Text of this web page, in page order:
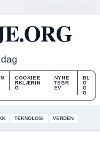
COOKIEE
RKLÆRIN
G
NYHE
TSBR
EV
BL
O
G
G
TEKNOLOGI VERDEN